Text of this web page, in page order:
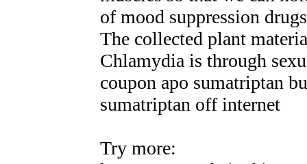
of mood suppression
The collected plant
Chlamydia is through
coupon apo sumatriptan
sumatriptan off internet
Try more: